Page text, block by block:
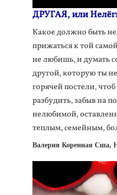
ДРУГАЯ, или
Какое должно быть
прижаться к той
не любишь, и думать
другой, которую ты
горячей постели,
разбудить, забыв на
нелюбимой,
теплым, семейным,
Валерия Коренная Сша,